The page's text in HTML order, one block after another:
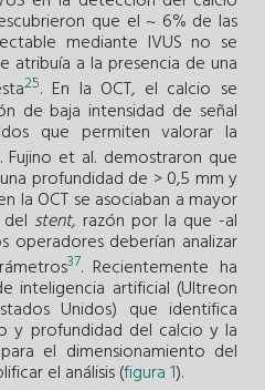
que el ~ 6% de las
mediante IVUS no se
atribuía a la presencia de una
25. En la OCT, el calcio se
de baja intensidad de señal
que permiten valorar la
. Fujino et al. demostraron que
profundidad de > 0,5 mm y
la OCT se asociaban a mayor
stent, razón por la que -al
operadores deberían analizar
37. Recientemente ha
inteligencia artificial (Ultreon
Unidos) que identifica
y profundidad del calcio y la
el dimensionamiento del
el análisis (figura 1).